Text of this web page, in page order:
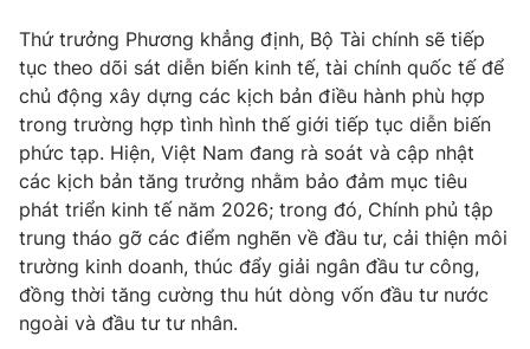
Thứ trưởng Phương khẳng định, Bộ Tài chính sẽ tiếp
tục theo dõi sát diễn biến kinh tế, tài chính quốc tế để
chủ động xây dựng các kịch bản điều hành phù hợp
trong trường hợp tình hình thế giới tiếp tục diễn biến
phức tạp. Hiện, Việt Nam đang rà soát và cập nhật
các kịch bản tăng trưởng nhằm bảo đảm mục tiêu
phát triển kinh tế năm 2026; trong đó, Chính phủ tập
trung tháo gỡ các điểm nghẽn về đầu tư, cải thiện môi
trường kinh doanh, thúc đẩy giải ngân đầu tư công,
đồng thời tăng cường thu hút dòng vốn đầu tư nước
ngoài và đầu tư tư nhân.